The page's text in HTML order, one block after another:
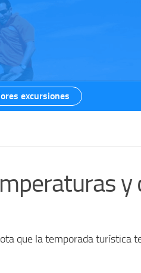
excursiones
y
que la temporada turística